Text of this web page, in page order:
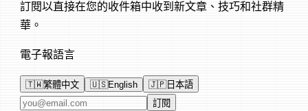
訂閱以直接在您的收件箱中收到新文章、技巧和社群精
華。
電子報語言
🇹🇼繁體中文 🇺🇸English 🇯🇵日本語
電子郵件地址 訂閱